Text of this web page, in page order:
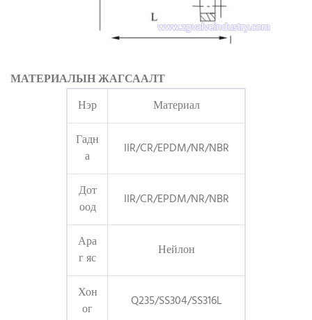
МАТЕРИАЛЫН ЖАГСААЛТ
Нэр
Материал
Гадн
а
IIR/CR/EPDM/NR/NBR
Дот
оод
IIR/CR/EPDM/NR/NBR
Ара
г яс
Нейлон
Хон
ог
Q235/SS304/SS316L